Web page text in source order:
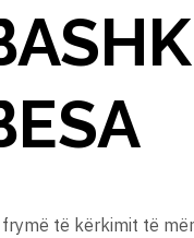
të kërkimit të